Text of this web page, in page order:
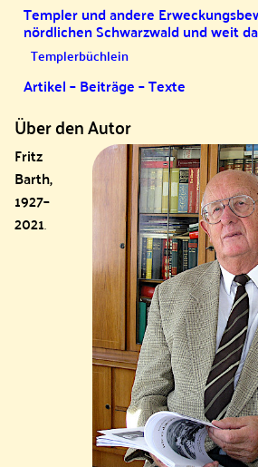
Templer und andere
nördlichen Schwarzwald und weit
Templerbüchlein
Artikel – Beiträge – Texte
Über den Autor
Fritz
Barth,
1927–
2021.